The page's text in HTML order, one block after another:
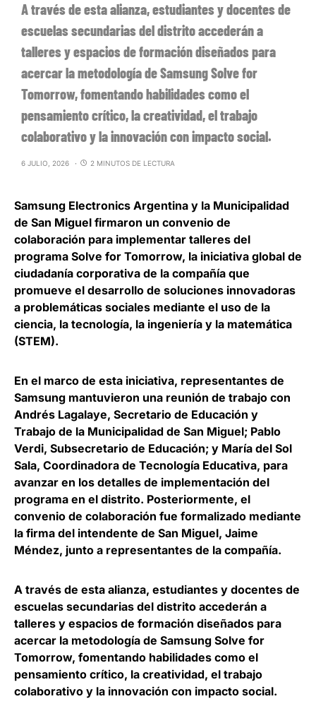
A través de esta alianza, estudiantes y docentes de
escuelas secundarias del distrito accederán a
talleres y espacios de formación diseñados para
acercar la metodología de Samsung Solve for
Tomorrow, fomentando habilidades como el
pensamiento crítico, la creatividad, el trabajo
colaborativo y la innovación con impacto social.
6 JULIO, 2026 2 MINUTOS DE LECTURA
Samsung Electronics Argentina y la Municipalidad
de San Miguel firmaron un convenio de
colaboración para implementar talleres del
programa Solve for Tomorrow, la iniciativa global de
ciudadanía corporativa de la compañía que
promueve el desarrollo de soluciones innovadoras
a problemáticas sociales mediante el uso de la
ciencia, la tecnología, la ingeniería y la matemática
(STEM).
En el marco de esta iniciativa, representantes de
Samsung mantuvieron una reunión de trabajo con
Andrés Lagalaye, Secretario de Educación y
Trabajo de la Municipalidad de San Miguel; Pablo
Verdi, Subsecretario de Educación; y María del Sol
Sala, Coordinadora de Tecnología Educativa, para
avanzar en los detalles de implementación del
programa en el distrito. Posteriormente, el
convenio de colaboración fue formalizado mediante
la firma del intendente de San Miguel, Jaime
Méndez, junto a representantes de la compañía.
A través de esta alianza, estudiantes y docentes de
escuelas secundarias del distrito accederán a
talleres y espacios de formación diseñados para
acercar la metodología de Samsung Solve for
Tomorrow, fomentando habilidades como el
pensamiento crítico, la creatividad, el trabajo
colaborativo y la innovación con impacto social.